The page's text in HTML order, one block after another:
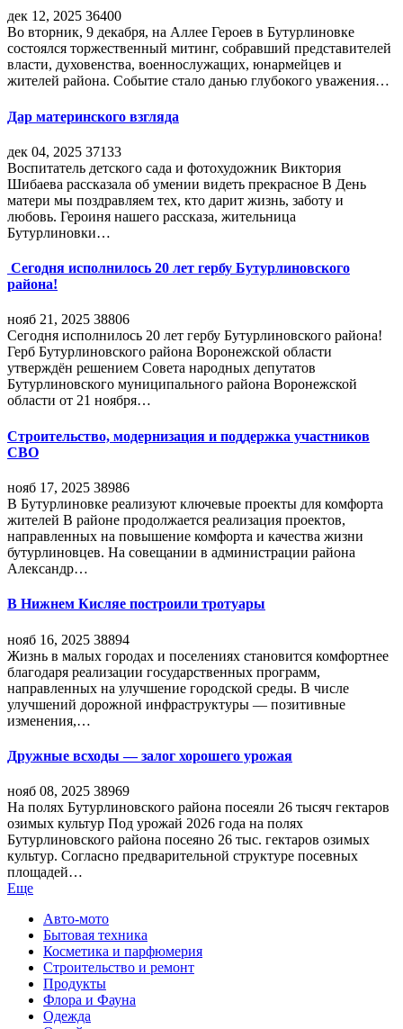
дек 12, 2025 36400
Во вторник, 9 декабря, на Аллее Героев в Бутурлиновке
состоялся торжественный митинг, собравший представителей
власти, духовенства, военнослужащих, юнармейцев и
жителей района. Событие стало данью глубокого уважения…
Дар материнского взгляда
дек 04, 2025 37133
Воспитатель детского сада и фотохудожник Виктория
Шибаева рассказала об умении видеть прекрасное В День
матери мы поздравляем тех, кто дарит жизнь, заботу и
любовь. Героиня нашего рассказа, жительница
Бутурлиновки…
Сегодня исполнилось 20 лет гербу Бутурлиновского
района!
нояб 21, 2025 38806
Сегодня исполнилось 20 лет гербу Бутурлиновского района!
Герб Бутурлиновского района Воронежской области
утверждён решением Совета народных депутатов
Бутурлиновского муниципального района Воронежской
области от 21 ноября…
Строительство, модернизация и поддержка участников
СВО
нояб 17, 2025 38986
В Бутурлиновке реализуют ключевые проекты для комфорта
жителей В районе продолжается реализация проектов,
направленных на повышение комфорта и качества жизни
бутурлиновцев. На совещании в администрации района
Александр…
В Нижнем Кисляе построили тротуары
нояб 16, 2025 38894
Жизнь в малых городах и поселениях становится комфортнее
благодаря реализации государственных программ,
направленных на улучшение городской среды. В числе
улучшений дорожной инфраструктуры — позитивные
изменения,…
Дружные всходы — залог хорошего урожая
нояб 08, 2025 38969
На полях Бутурлиновского района посеяли 26 тысяч гектаров
озимых культур Под урожай 2026 года на полях
Бутурлиновского района посеяно 26 тыс. гектаров озимых
культур. Согласно предварительной структуре посевных
площадей…
Еще
Авто-мото
Бытовая техника
Косметика и парфюмерия
Строительство и ремонт
Продукты
Флора и Фауна
Одежда